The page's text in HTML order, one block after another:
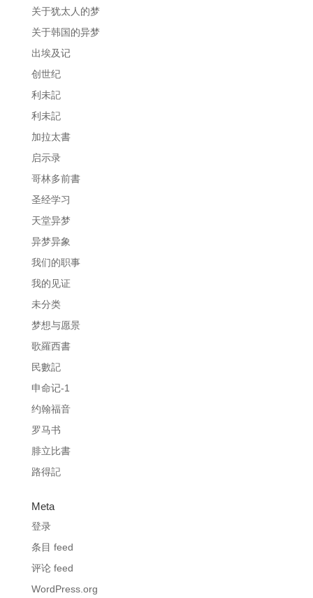
关于犹太人的梦
关于韩国的异梦
出埃及记
创世纪
利未記
利未記
加拉太書
启示录
哥林多前書
圣经学习
天堂异梦
异梦异象
我们的职事
我的见证
未分类
梦想与愿景
歌羅西書
民數記
申命记-1
约翰福音
罗马书
腓立比書
路得記
Meta
登录
条目 feed
评论 feed
WordPress.org